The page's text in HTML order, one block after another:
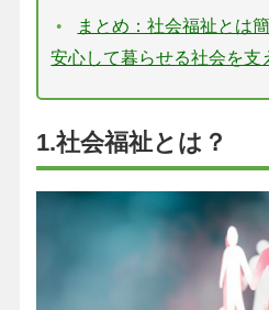
まとめ：社会福祉とは
安心して暮らせる社会を支
1.社会福祉とは？